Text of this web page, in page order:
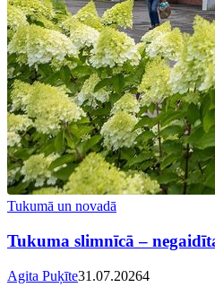
Tukumā un novadā
Tukuma slimnīcā –
Agita Puķīte31.07.20264